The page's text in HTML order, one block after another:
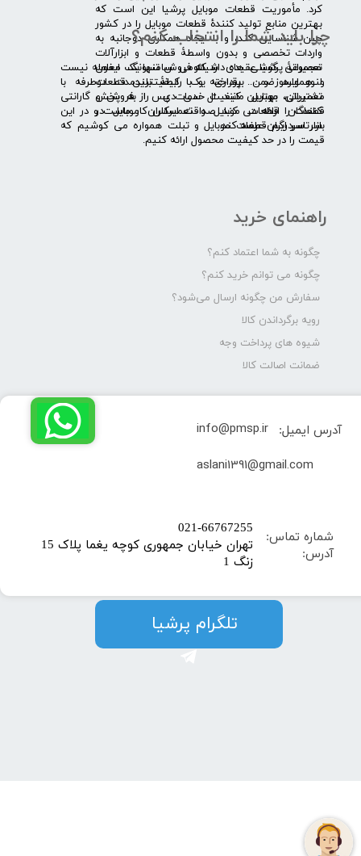
کرد. مأموریت قطعات موبایل پرشیا این است که
بهترین منابع تولید کنندۀ قطعات موبایل را در کشور
چین شناسایی کند، و با ایجاد همکاری دوجانبه به
واردات تخصصی و بدون واسطۀ قطعات و ابزارآلات
تعمیراتی گوشی های شیائومی سامسونگ ایفون
لنوو ایسوز و .... پرداخته و با کیفیت­ترین قطعات
تعمیراتی موبایل مانند ال سی دی را به پخش
کنندگان قطعات موبایل و تعمیرکاران موبایل در
سرتاسر ایران عرضه کند.
راهنمای خرید
چگونه به شما اعتماد کنم؟
چگونه می توانم خرید کنم؟
سفارش من چگونه ارسال می‌شود؟
رویه برگرداندن کالا
شیوه های پرداخت وجه
ضمانت اصالت کالا
چرا باید شما را انتخاب کنم؟
​​ ​مجموعۀ پرشیا عقیده دارد که فروش تنها یک معامله نیست
و همواره ضمن برقراری یک رابطۀ بلندمدت دوطرفه با
مشتریان، بهترین کیفیت خدمات پس از فروش و گارانتی
قطعات را ارائه می­ کند. صداقت اساس کار ماست و در این
بازار سردرگم قطعات موبایل و تبلت همواره می کوشیم که
قیمت را در حد کیفیت محصول ارائه کنیم.
شماره تماس:
آدرس:
​021-66767255
تهران خیابان جمهوری کوچه یغما پلاک 15
زنگ 1
آدرس ایمیل:
info@pmsp.ir
​aslani1391@gmail.com
​​​​تلگرام پرشیا